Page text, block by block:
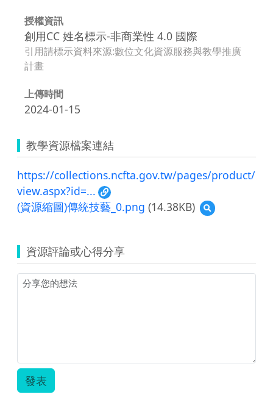
授權資訊
創用CC 姓名標示-非商業性 4.0 國際
引用請標示資料來源:數位文化資源服務與教學推廣
計畫
上傳時間
2024-01-15
教學資源檔案連結
https://collections.ncfta.gov.tw/pages/product/
view.aspx?id=...
(資源縮圖)傳統技藝_0.png (14.38KB)
預
覽
圖)
傳
資源評論或心得分享
發表